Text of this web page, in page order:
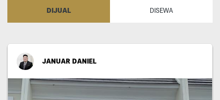
DIJUAL DISEWA
JANUAR DANIEL